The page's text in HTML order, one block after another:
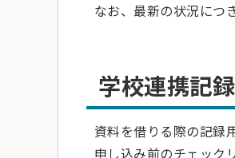
なお、最新の状況につ
学校連携記
資料を借りる際の記録
申し込み前のチェック